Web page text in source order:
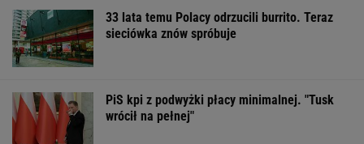
33 lata temu Polacy odrzucili burrito. Teraz
sieciówka znów spróbuje
PiS kpi z podwyżki płacy minimalnej. "Tusk
wrócił na pełnej"